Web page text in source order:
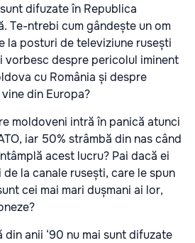
difuzate în Republica
Te-ntrebi cum gândește un om
la posturi de televiziune rusești
vorbesc despre pericolul iminent
cu România și despre
din Europa?
moldoveni intră în panică atunci
iar 50% strâmbă din nas când
acest lucru? Pai dacă ei
la canale rusești, care le spun
cei mai mari dușmani ai lor,
anii ‘90 nu mai sunt difuzate